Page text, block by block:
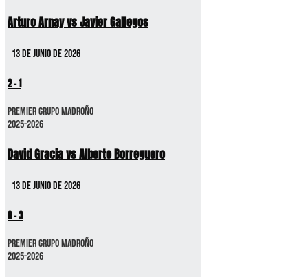
Arturo Arnay vs Javier Gallegos
13 de junio de 2026
2-1
Premier GRUPO MADROÑO
2025-2026
David Gracia vs Alberto Borreguero
13 de junio de 2026
0-3
Premier GRUPO MADROÑO
2025-2026